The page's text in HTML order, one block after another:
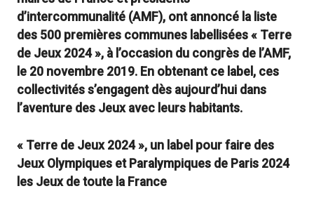
d’intercommunalité (AMF), ont annoncé la liste
des 500 premières communes labellisées « Terre
de Jeux 2024 », à l’occasion du congrès de l’AMF,
le 20 novembre 2019. En obtenant ce label, ces
collectivités s’engagent dès aujourd’hui dans
l’aventure des Jeux avec leurs habitants.
« Terre de Jeux 2024 », un label pour faire des
Jeux Olympiques et Paralympiques de Paris 2024
les Jeux de toute la France